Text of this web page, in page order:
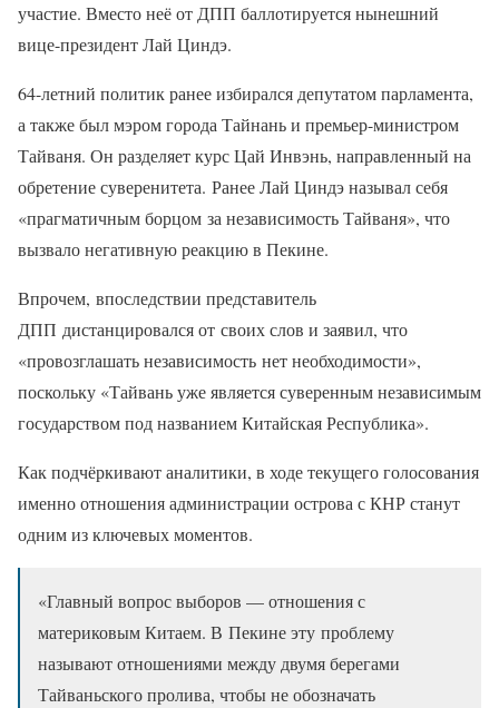
участие. Вместо неё от ДПП баллотируется нынешний
вице-президент Лай Циндэ.
64-летний политик ранее избирался депутатом парламента,
а также был мэром города Тайнань и премьер-министром
Тайваня. Он разделяет курс Цай Инвэнь, направленный на
обретение суверенитета. Ранее Лай Циндэ называл себя
«прагматичным борцом за независимость Тайваня», что
вызвало негативную реакцию в Пекине.
Впрочем, впоследствии представитель
ДПП дистанцировался от своих слов и заявил, что
«провозглашать независимость нет необходимости»,
поскольку «Тайвань уже является суверенным независимым
государством под названием Китайская Республика».
Как подчёркивают аналитики, в ходе текущего голосования
именно отношения администрации острова с КНР станут
одним из ключевых моментов.
«Главный вопрос выборов — отношения с
материковым Китаем. В Пекине эту проблему
называют отношениями между двумя берегами
Тайваньского пролива, чтобы не обозначать